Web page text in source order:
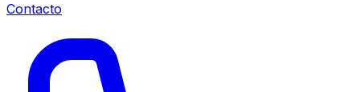
Contacto